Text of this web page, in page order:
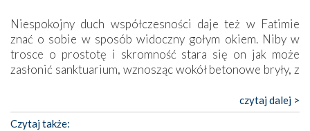
Niespokojny duch współczesności daje też w Fatimie
znać o sobie w sposób widoczny gołym okiem. Niby w
trosce o prostotę i skromność stara się on jak może
zasłonić sanktuarium, wznosząc wokół betonowe bryły, z
katolickiego kultu. Tylko co wspólnego z żywą,
autentyczną wiarą mogą mieć płaskie, szare bunkry albo
czytaj dalej >
Czytaj także: